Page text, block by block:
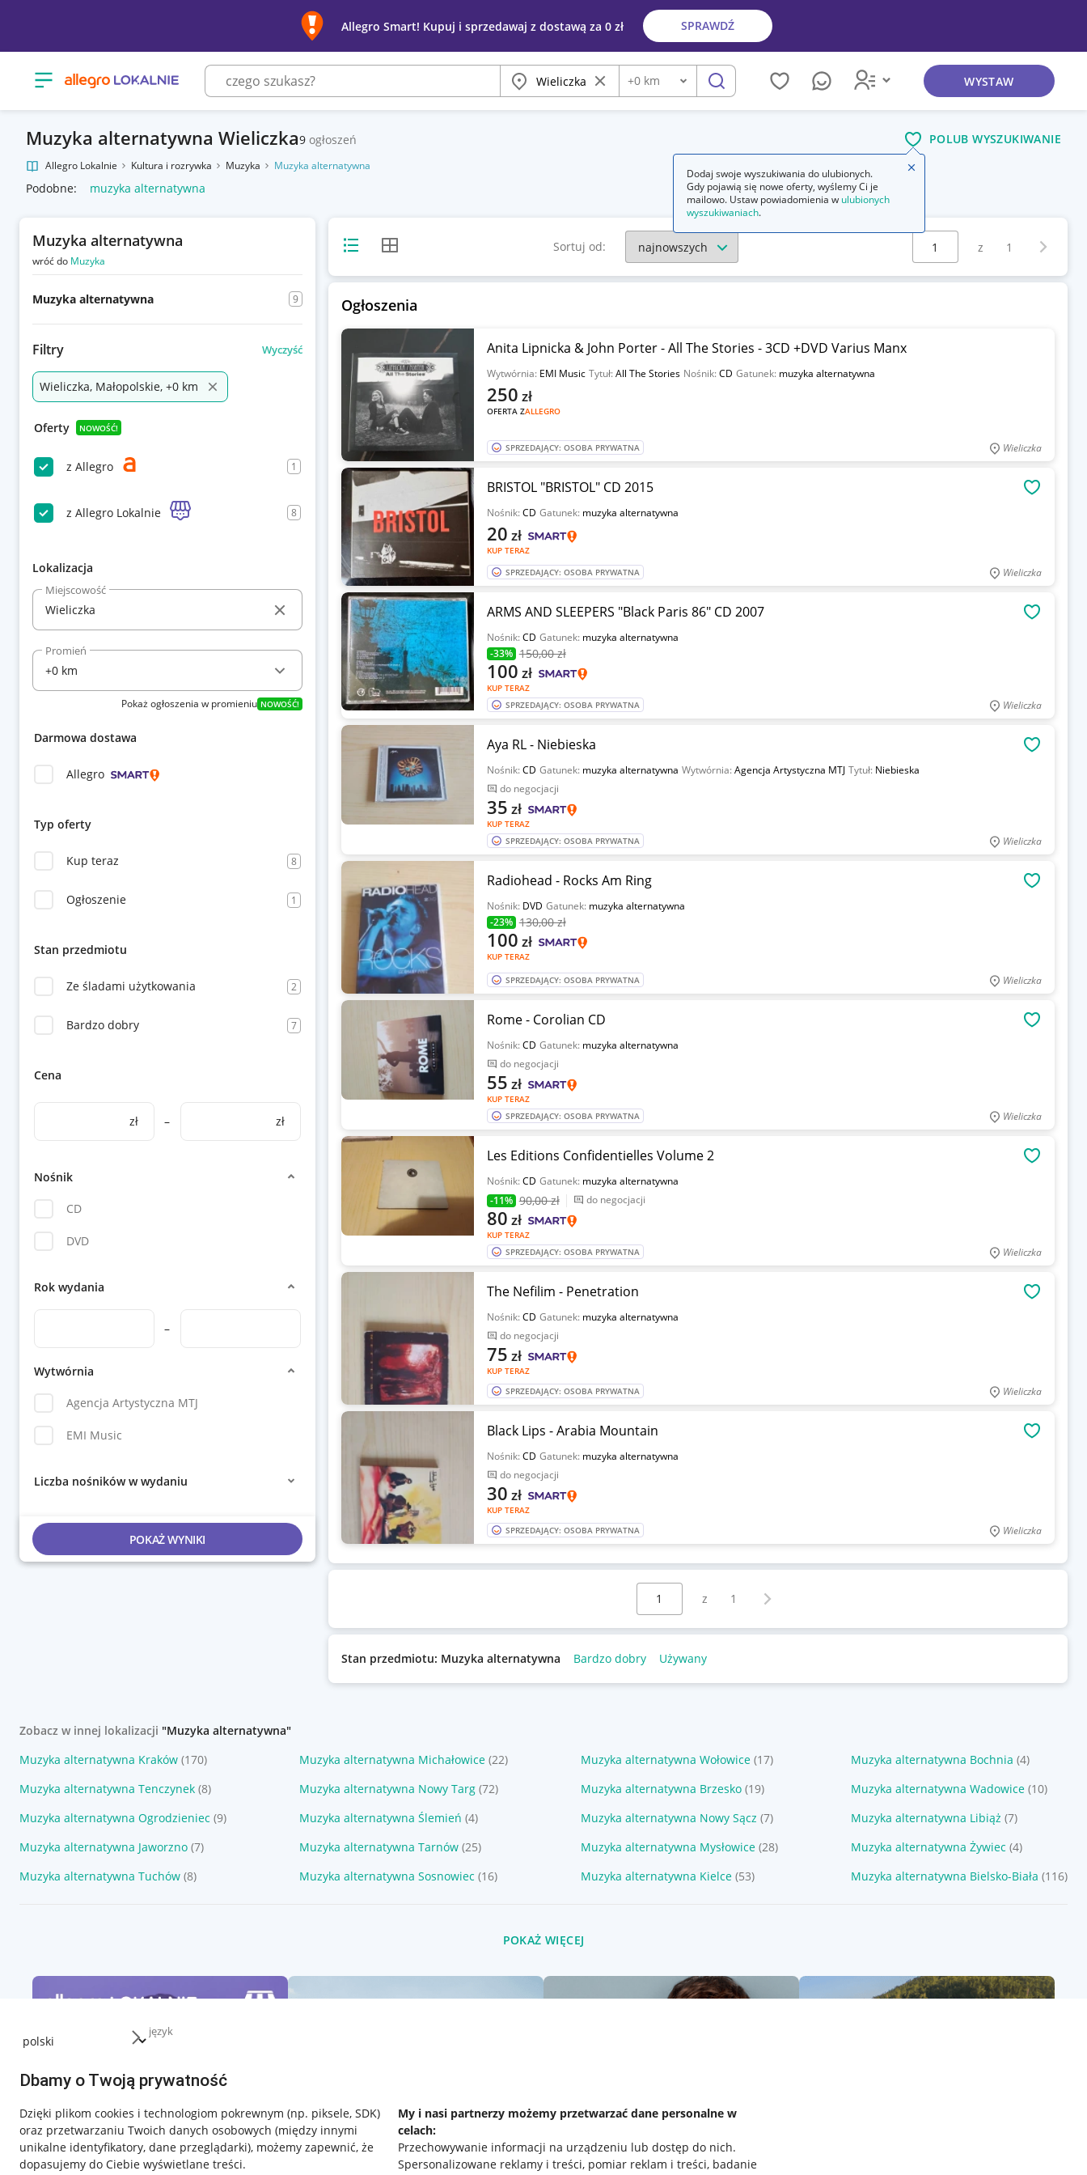
język
Dbamy o Twoją prywatność
Dzięki plikom cookies i technologiom pokrewnym (np. piksele, SDK)
oraz przetwarzaniu Twoich danych osobowych (między innymi
unikalne identyfikatory, dane przeglądarki), możemy zapewnić, że
dopasujemy do Ciebie wyświetlane treści.
My i nasi partnerzy możemy przetwarzać dane personalne w
celach:
Przechowywanie informacji na urządzeniu lub dostęp do nich.
Spersonalizowane reklamy i treści, pomiar reklam i treści, badanie
Allegro Smart! Kupuj i sprzedawaj z dostawą za 0 zł SPRAWDŹ
Otwórz menu z kategoriami Miasto Wyczyść frazę
Odległość
+0 km szukaj WYSTAW
Muzyka alternatywna Wieliczka9 ogłoszeń POLUB WYSZUKIWANIE
Allegro Lokalnie Kultura i rozrywka Muzyka Muzyka alternatywna
Podobne: muzyka alternatywna
Muzyka alternatywna
wróć do Muzyka
Muzyka alternatywna 9
Filtry Wyczyść
Wieliczka, Małopolskie, +0 km
Oferty NOWOŚĆ!
z Allegro 1
z Allegro Lokalnie 8
Lokalizacja
Miejscowość
Promień
Pokaż ogłoszenia w promieniu NOWOŚĆ!
Darmowa dostawa
Allegro
Typ oferty
Kup teraz 8
Ogłoszenie 1
Stan przedmiotu
Ze śladami użytkowania 2
Bardzo dobry 7
Cena
zł – zł
Nośnik
CD
DVD
Rok wydania
–
Wytwórnia
Agencja Artystyczna MTJ
EMI Music
Liczba nośników w wydaniu
POKAŻ WYNIKI
Widok listyWidok siatki Sortuj od:
Wybierz stronę:
z 1
Ogłoszenia
Anita Lipnicka & John Porter - All The Stories - 3CD +DVD Varius Manx
Wytwórnia: EMI Music Tytuł:All The Stories Nośnik:CD Gatunek: muzyka alternatywna
OFERTA ZALLEGRO
250 zł
SPRZEDAJĄCY: OSOBA PRYWATNA Wieliczka
BRISTOL "BRISTOL" CD 2015
Nośnik:CD Gatunek: muzyka alternatywna
KUP TERAZ
20 zł
SPRZEDAJĄCY: OSOBA PRYWATNA Wieliczka
ARMS AND SLEEPERS "Black Paris 86" CD 2007
Nośnik:CD Gatunek: muzyka alternatywna
-33% 150,00 zł
KUP TERAZ
100 zł
SPRZEDAJĄCY: OSOBA PRYWATNA Wieliczka
Aya RL - Niebieska
Nośnik:CD Gatunek: muzyka alternatywna Wytwórnia:Agencja Artystyczna MTJ Tytuł: Niebieska
do negocjacji
KUP TERAZ
35 zł
SPRZEDAJĄCY: OSOBA PRYWATNA Wieliczka
Radiohead - Rocks Am Ring
Nośnik: DVD Gatunek: muzyka alternatywna
-23% 130,00 zł
KUP TERAZ
100 zł
SPRZEDAJĄCY: OSOBA PRYWATNA Wieliczka
Rome - Corolian CD
Nośnik:CD Gatunek: muzyka alternatywna
do negocjacji
KUP TERAZ
55 zł
SPRZEDAJĄCY: OSOBA PRYWATNA Wieliczka
Les Editions Confidentielles Volume 2
Nośnik:CD Gatunek: muzyka alternatywna
-11% 90,00 zł do negocjacji
KUP TERAZ
80 zł
SPRZEDAJĄCY: OSOBA PRYWATNA Wieliczka
The Nefilim - Penetration
Nośnik:CD Gatunek: muzyka alternatywna
do negocjacji
KUP TERAZ
75 zł
SPRZEDAJĄCY: OSOBA PRYWATNA Wieliczka
Black Lips - Arabia Mountain
Nośnik:CD Gatunek: muzyka alternatywna
do negocjacji
KUP TERAZ
30 zł
SPRZEDAJĄCY: OSOBA PRYWATNA Wieliczka
Wybierz stronę:
z 1 Następna strona
Stan przedmiotu: Muzyka alternatywna Bardzo dobry Używany
Zobacz w innej lokalizacji "Muzyka alternatywna"
Muzyka alternatywna Kraków (170) Muzyka alternatywna Michałowice (22) Muzyka alternatywna Wołowice (17) Muzyka alternatywna Bochnia (4)
Muzyka alternatywna Tenczynek (8) Muzyka alternatywna Nowy Targ (72) Muzyka alternatywna Brzesko (19) Muzyka alternatywna Wadowice (10)
Muzyka alternatywna Ogrodzieniec (9) Muzyka alternatywna Ślemień (4) Muzyka alternatywna Nowy Sącz (7) Muzyka alternatywna Libiąż (7)
Muzyka alternatywna Jaworzno (7) Muzyka alternatywna Tarnów (25) Muzyka alternatywna Mysłowice (28) Muzyka alternatywna Żywiec (4)
Muzyka alternatywna Tuchów (8) Muzyka alternatywna Sosnowiec (16) Muzyka alternatywna Kielce (53) Muzyka alternatywna Bielsko-Biała (116)
POKAŻ WIĘCEJ
Dodaj swoje wyszukiwania do ulubionych.
Gdy pojawią się nowe oferty, wyślemy Ci je
mailowo. Ustaw powiadomienia w ulubionych
wyszukiwaniach.
Zamknij wskazówkę